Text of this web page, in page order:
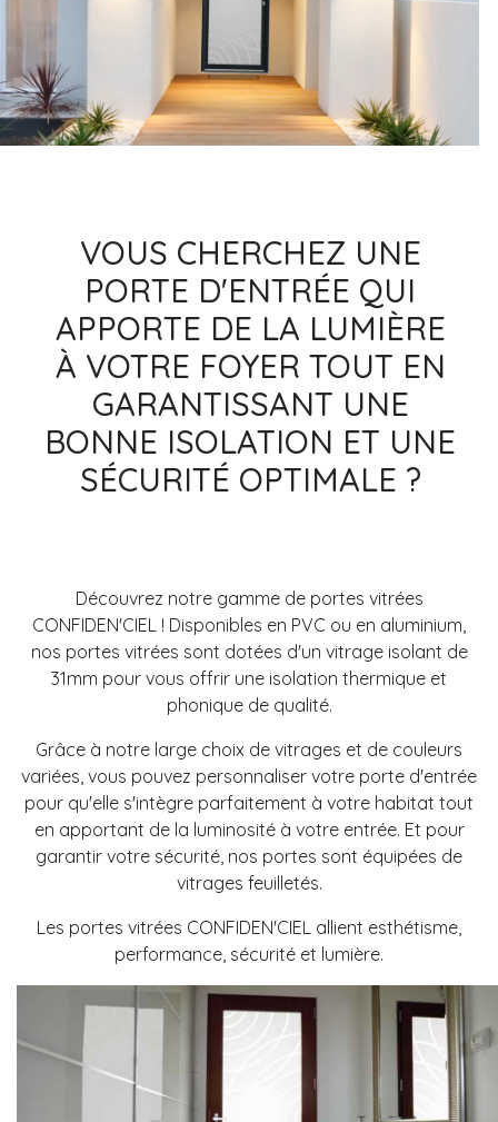
VOUS CHERCHEZ UNE
PORTE D'ENTRÉE QUI
APPORTE DE LA LUMIÈRE
À VOTRE FOYER TOUT EN
GARANTISSANT UNE
BONNE ISOLATION ET UNE
SÉCURITÉ OPTIMALE ?
Découvrez notre gamme de portes vitrées
CONFIDEN'CIEL ! Disponibles en PVC ou en aluminium,
nos portes vitrées sont dotées d'un vitrage isolant de
31mm pour vous offrir une isolation thermique et
phonique de qualité.
Grâce à notre large choix de vitrages et de couleurs
variées, vous pouvez personnaliser votre porte d'entrée
pour qu'elle s'intègre parfaitement à votre habitat tout
en apportant de la luminosité à votre entrée. Et pour
garantir votre sécurité, nos portes sont équipées de
vitrages feuilletés.
Les portes vitrées CONFIDEN'CIEL allient esthétisme,
performance, sécurité et lumière.